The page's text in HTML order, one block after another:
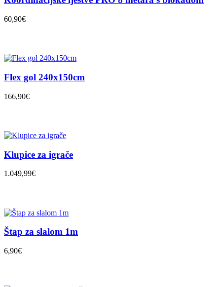
60,90€
Flex gol 240x150cm
166,90€
Klupice za igrače
1.049,99€
Štap za slalom 1m
6,90€